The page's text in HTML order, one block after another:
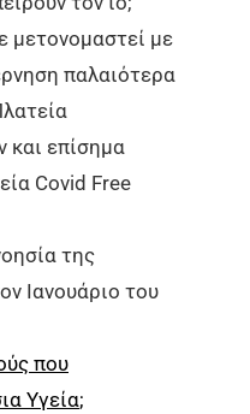
μετονομαστεί με
παλαιότερα
και επίσημα
Covid Free
της
Ιανουάριο του
που
Υγεία;